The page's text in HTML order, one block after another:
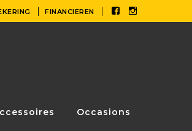
FINANCIEREN
Facebook
Instagram
Occasions